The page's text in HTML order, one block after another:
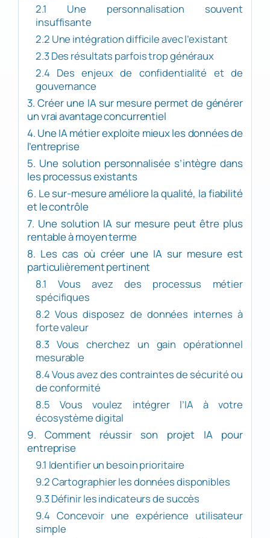
2.1 Une personnalisation souvent
insuffisante
2.2 Une intégration difficile avec l’existant
2.3 Des résultats parfois trop généraux
2.4 Des enjeux de confidentialité et de
gouvernance
3. Créer une IA sur mesure permet de générer
un vrai avantage concurrentiel
4. Une IA métier exploite mieux les données de
l’entreprise
5. Une solution personnalisée s’intègre dans
les processus existants
6. Le sur-mesure améliore la qualité, la fiabilité
et le contrôle
7. Une solution IA sur mesure peut être plus
rentable à moyen terme
8. Les cas où créer une IA sur mesure est
particulièrement pertinent
8.1 Vous avez des processus métier
spécifiques
8.2 Vous disposez de données internes à
forte valeur
8.3 Vous cherchez un gain opérationnel
mesurable
8.4 Vous avez des contraintes de sécurité ou
de conformité
8.5 Vous voulez intégrer l’IA à votre
écosystème digital
9. Comment réussir son projet IA pour
entreprise
9.1 Identifier un besoin prioritaire
9.2 Cartographier les données disponibles
9.3 Définir les indicateurs de succès
9.4 Concevoir une expérience utilisateur
simple